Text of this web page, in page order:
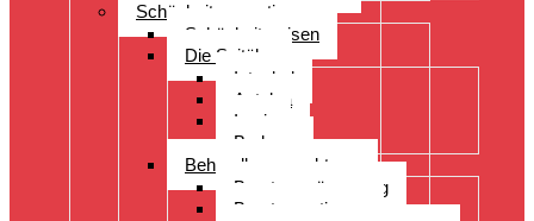
Schönheitsoperation
Schönheitsreisen
Die Spitäler
Istanbul
Antalya
Izmir
Bodrum
Behandlungsspektrum
Brustvergrösserung
Brustoperationen